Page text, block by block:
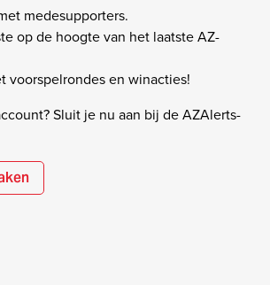
medesupporters.
op de hoogte van het laatste AZ-
voorspelrondes en winacties!
Sluit je nu aan bij de AZAlerts-